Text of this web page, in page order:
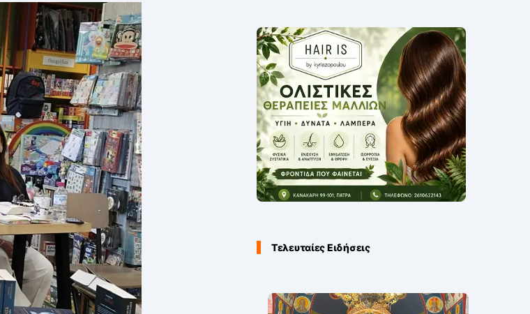
Τελευταίες Ειδήσεις